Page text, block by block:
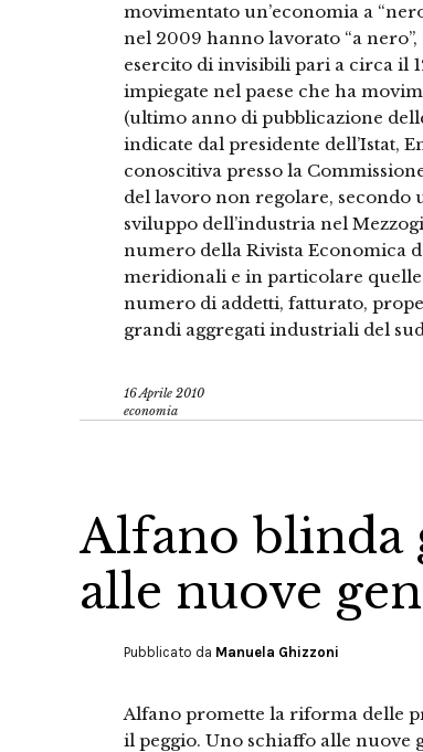
movimentato un’economia a
nel 2009 hanno lavorato “a nero”,
esercito di invisibili pari a circa il
impiegate nel paese che ha
(ultimo anno di pubblicazione
indicate dal presidente dell’Istat,
conoscitiva presso la
del lavoro non regolare, secondo
sviluppo dell’industria nel
numero della Rivista Economica
meridionali e in particolare
numero di addetti, fatturato,
grandi aggregati industriali del
16 Aprile 2010
economia
Alfano blinda
alle nuove
Pubblicato da Manuela Ghizzoni
Alfano promette la riforma delle
il peggio. Uno schiaffo alle nuove